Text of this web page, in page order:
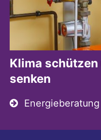
Klima schützen
senken
Energieberatung